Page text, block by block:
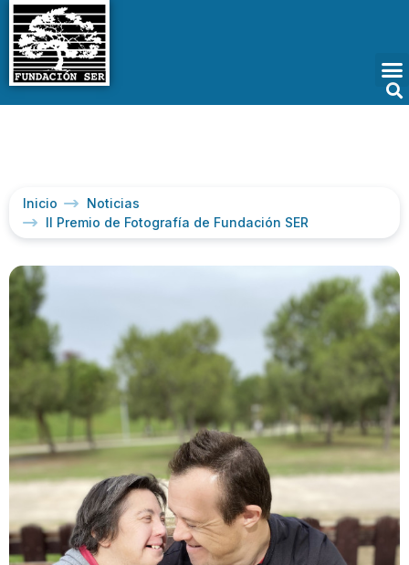
Inicio
Noticias
II Premio de Fotografía de Fundación SER